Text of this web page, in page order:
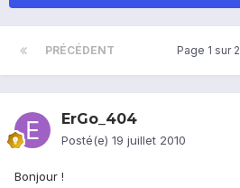
PRÉCÉDENT Page 1 sur 2
ErGo_404
Posté(e) 19 juillet 2010
Bonjour !